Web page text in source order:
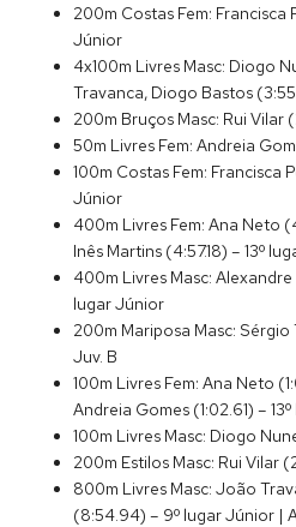
200m Costas Fem: Francisca
Júnior
4x100m Livres Masc: Diogo
Travanca, Diogo Bastos
200m Bruços Masc: Rui Vilar
50m Livres Fem: Andreia
100m Costas Fem: Francisca
Júnior
400m Livres Fem: Ana Neto
Inês Martins (4:57.18) – 13º
400m Livres Masc:
lugar Júnior
200m Mariposa Masc: Sérgio
Juv. B
100m Livres Fem: Ana Neto
Andreia Gomes (1:02.61) –
100m Livres Masc: Diogo
200m Estilos Masc: Rui Vilar
800m Livres Masc: João
(8:54.94) – 9º lugar Júnior |